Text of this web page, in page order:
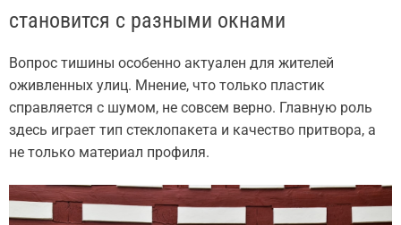
становится с разными окнами
Вопрос тишины особенно актуален для жителей
оживленных улиц. Мнение, что только пластик
справляется с шумом, не совсем верно. Главную роль
здесь играет тип стеклопакета и качество притвора, а
не только материал профиля.